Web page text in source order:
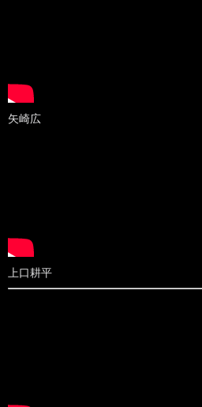
矢崎広
上口耕平